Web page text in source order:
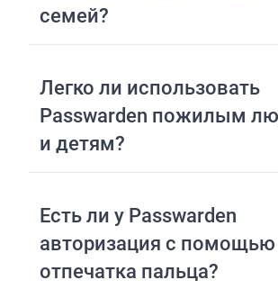
семей?
Легко ли использовать
Passwarden пожилым
и детям?
Есть ли у Passwarden
авторизация с помощью
отпечатка пальца?